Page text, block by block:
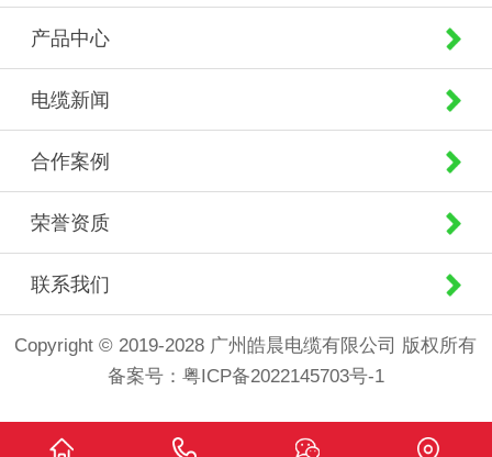
产品中心
电缆新闻
合作案例
荣誉资质
联系我们
Copyright © 2019-2028 广州皓晨电缆有限公司 版权所有
备案号： 粤ICP备2022145703号-1